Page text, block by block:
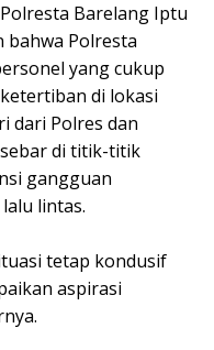
Polresta Barelang Iptu
bahwa Polresta
yang cukup
di lokasi
dari Polres dan
di titik-titik
gangguan
lintas.
tetap kondusif
aspirasi